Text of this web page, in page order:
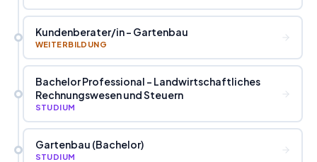
Kundenberater/in - Gartenbau
WEITERBILDUNG
Bachelor Professional - Landwirtschaftliches
Rechnungswesen und Steuern
STUDIUM
Gartenbau (Bachelor)
STUDIUM